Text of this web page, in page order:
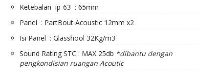
Ketebalan ip-63 : 65mm
Panel : PartBout Acoustic 12mm x2
Isi Panel : Glasshool 32Kg/m3
Sound Rating STC : MAX 25db *dibantu dengan
pengkondisian ruangan Acoutic